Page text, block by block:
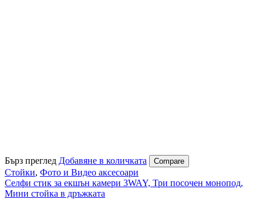
Бърз преглед Добавяне в количката Compare
Стойки, Фото и Видео аксесоари
Селфи стик за екшън камери 3WAY, Три посочен монопод,
Мини стойка в дръжката